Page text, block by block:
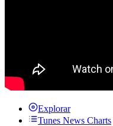
Explorar
Tunes News Charts